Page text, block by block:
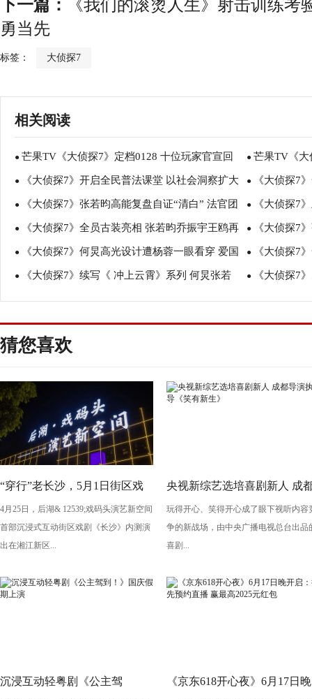
下一篇：
《我们的滚烫人生》射击训练考
勇当先
标签： 大侦探7
相关阅读
● 芒果TV《大侦探7》定档0128 十位玩家官宣回
归点燃期待
● 芒果TV《大
高能“回忆杀
● 《大侦探7》开启全民普法课堂 以社会洞察扩大
普法声量
● 《大侦探7
化身“漫撕王
● 《大侦探7》张若昀高能复盘自证“清白” 法官团
举例应对校园欺凌
● 《大侦探7
吴昕甜美造型
● 《大侦探7》全员古装亮相 张若昀乔振宇王鸥再
现古偶颜值天花板
● 《大侦探7
鸥欲组“乌雅
● 《大侦探7》何炅高光设计遭杨蓉一眼看穿 爱国
情怀引发强烈共鸣
● 《大侦探7
质感造型尽显
● 《大侦探7》续写《 冲上云霄》系列 何炅张若
昀邓伦未来感造型太吸睛
● 《大侦探7
伦上厕所频“
猜您喜欢
“穿行”老长沙，5月1日街区戏
剧《长沙》将亮相“后湖・戏码
头”
4月25日，后湖& 12539;戏码头演艺新空间
首部沉浸式互动街区戏剧《长沙》内测演
出在湘江新区...
央视新综艺选培喜剧新人 成
导演执导《笑有新生》
玩得开心、笑得开心成了眼下视听内容
争的新战场，由中央广播电视总台出品
喜剧...
沉浸互动轻粤剧《公主驾 《京东618开心夜》6月17日晚